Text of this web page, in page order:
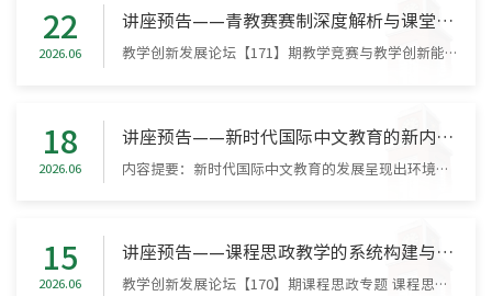
22
2026.06
讲座预告——青教赛赛制深度解析与课堂设计策略
教学创新发展论坛【171】期教学竞赛与教学创新能力提升专题 从竞赛到课堂：青教赛赛制深度解析与课堂设计策略青年教师教学竞赛是锤炼教师教学基本功、激发教学创新活力、推动课堂教学改革的重要平台，在引领教师潜心教书育人、深化教学改革等方面发挥着显著的示范辐射作用。为帮助我校教师深入理解青教赛赛制规则，系统掌握竞赛型课堂的设计理念与转化策略，教师发展中心特邀第七届全国高校青年教师教学竞赛一等奖获得者徐攀老...
18
2026.06
讲座预告——新时代国际中文教育的新内涵、新特征、新方向
内容提要：新时代国际中文教育的发展呈现出环境多样（二语/外语/传承语）、对象多种（大学/中学/小学/社会）、内涵多重（通用/专用）、目标多元（语言交际/文明互鉴）的新特征。全面服务“中华文化更好走向世界”国家战略的国际中文教育在新时代必须承担起面向海外中小学、面向区域国别、面向“中文+”、面向讲好中国故事、面向数智科技的五大新任务，以实现国际中文教育高质量可持续发展。时间：6月18日下午15：00——17：00地...
15
2026.06
讲座预告——课程思政教学的系统构建与实践深化
教学创新发展论坛【170】期课程思政专题 课程思政教学的系统构建与实践深化课程思政是落实立德树人根本任务的重要途径，核心在于将价值引领有机融入知识传授与能力培养全过程。为帮助我校教师更好地进行课程思政教学的系统设计与课堂实践，提升课程思政建设能力，本期论坛特邀理学院高雪芬老师围绕课程思政的理论建构与教学融入开展专题分享。高老师将结合大学数学类课程教学实践，系统解析课程思政的“四元四阶”理论框架，阐...